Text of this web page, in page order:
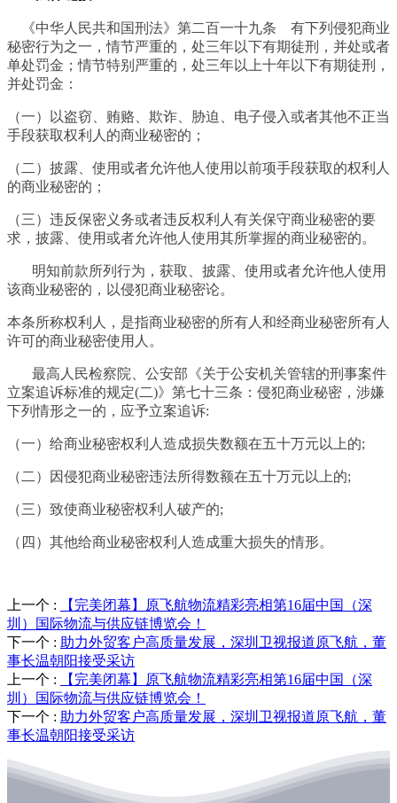
《中华人民共和国刑法》第二百一十九条 有下列侵犯商业
秘密行为之一，情节严重的，处三年以下有期徒刑，并处或者
单处罚金；情节特别严重的，处三年以上十年以下有期徒刑，
并处罚金：
（一）以盗窃、贿赂、欺诈、胁迫、电子侵入或者其他不正当
手段获取权利人的商业秘密的；
（二）披露、使用或者允许他人使用以前项手段获取的权利人
的商业秘密的；
（三）违反保密义务或者违反权利人有关保守商业秘密的要
求，披露、使用或者允许他人使用其所掌握的商业秘密的。
明知前款所列行为，获取、披露、使用或者允许他人使用
该商业秘密的，以侵犯商业秘密论。
本条所称权利人，是指商业秘密的所有人和经商业秘密所有人
许可的商业秘密使用人。
最高人民检察院、公安部《关于公安机关管辖的刑事案件
立案追诉标准的规定(二)》第七十三条：侵犯商业秘密，涉嫌
下列情形之一的，应予立案追诉:
（一）给商业秘密权利人造成损失数额在五十万元以上的;
（二）因侵犯商业秘密违法所得数额在五十万元以上的;
（三）致使商业秘密权利人破产的;
（四）其他给商业秘密权利人造成重大损失的情形。
上一个 :
【完美闭幕】原飞航物流精彩亮相第16届中国（深
圳）国际物流与供应链博览会！
下一个 : 助力外贸客户高质量发展，深圳卫视报道原飞航，董
事长温朝阳接受采访
上一个 :
【完美闭幕】原飞航物流精彩亮相第16届中国（深
圳）国际物流与供应链博览会！
下一个 : 助力外贸客户高质量发展，深圳卫视报道原飞航，董
事长温朝阳接受采访